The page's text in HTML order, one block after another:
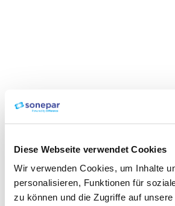
Diese Webseite verwendet Cookies
Wir verwenden Cookies, um Inhalte
personalisieren, Funktionen für
zu können und die Zugriffe auf